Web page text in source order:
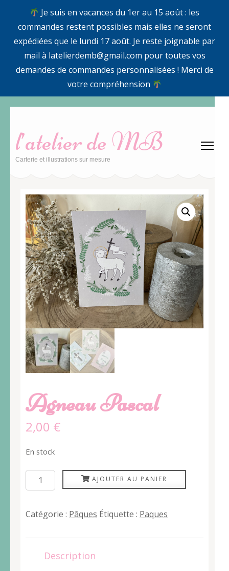
Je suis en vacances du 1er au 15 août : les
commandes restent possibles mais elles ne seront
expédiées que le lundi 17 août. Je reste joignable par
mail à latelierdemb@gmail.com pour toutes vos
demandes de commandes personnalisées ! Merci de
votre compréhension
contenu
(Pressez
l’atelier de MB
Carterie et illustrations sur mesure
Agneau Pascal
2,00 €
En stock
quantité
de
Pascal
AJOUTER AU PANIER
Catégorie : Pâques Étiquette : Paques
Description